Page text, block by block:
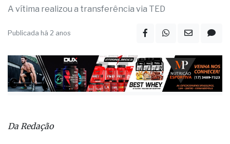
A vítima realizou a transferência via TED
Publicada há 2 anos
Da Redação